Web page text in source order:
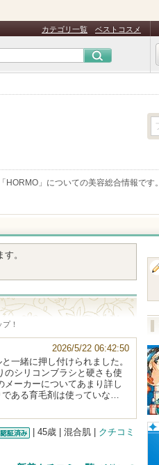
カテゴリ一覧 ベストコスメ
HORMO 」についての美容総合情報です。
。
！
2026/5/22 06:42:50
一緒に押し付けられました。
のシリコンブラシと硬さも使
メーカーについてあまり詳し
である育毛剤は使っていな…
| 45歳 | 混合肌 | クチコミ